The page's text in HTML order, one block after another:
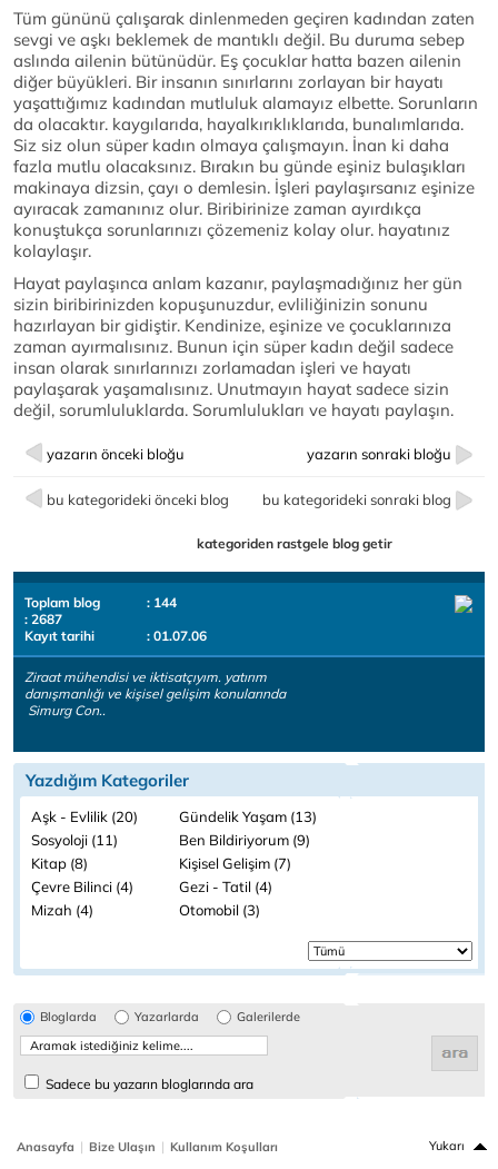
Tüm gününü çalışarak dinlenmeden geçiren kadından zaten
sevgi ve aşkı beklemek de mantıklı değil. Bu duruma sebep
aslında ailenin bütünüdür. Eş çocuklar hatta bazen ailenin
diğer büyükleri. Bir insanın sınırlarını zorlayan bir hayatı
yaşattığımız kadından mutluluk alamayız elbette. Sorunların
da olacaktır. kaygılarıda, hayalkırıklıklarıda, bunalımlarıda.
Siz siz olun süper kadın olmaya çalışmayın. İnan ki daha
fazla mutlu olacaksınız. Bırakın bu günde eşiniz bulaşıkları
makinaya dizsin, çayı o demlesin. İşleri paylaşırsanız eşinize
ayıracak zamanınız olur. Biribirinize zaman ayırdıkça
konuştukça sorunlarınızı çözemeniz kolay olur. hayatınız
kolaylaşır.
Hayat paylaşınca anlam kazanır, paylaşmadığınız her gün
sizin biribirinizden kopuşunuzdur, evliliğinizin sonunu
hazırlayan bir gidiştir. Kendinize, eşinize ve çocuklarınıza
zaman ayırmalısınız. Bunun için süper kadın değil sadece
insan olarak sınırlarınızı zorlamadan işleri ve hayatı
paylaşarak yaşamalısınız. Unutmayın hayat sadece sizin
değil, sorumluluklarda. Sorumlulukları ve hayatı paylaşın.
yazarın önceki bloğu yazarın sonraki bloğu
bu kategorideki önceki blog bu kategorideki sonraki blog
kategoriden rastgele blog getir
Toplam blog
: 144
: 2687
Kayıt tarihi
: 01.07.06
Ziraat mühendisi ve iktisatçıyım. yatırım
danışmanlığı ve kişisel gelişim konularında
Simurg Con..
Yazdığım Kategoriler
Aşk - Evlilik (20)
Gündelik Yaşam (13)
Sosyoloji (11)
Ben Bildiriyorum (9)
Kitap (8)
Kişisel Gelişim (7)
Çevre Bilinci (4)
Gezi - Tatil (4)
Mizah (4)
Otomobil (3)
Bloglarda Yazarlarda Galerilerde
Sadece bu yazarın bloglarında ara
Anasayfa | Bize Ulaşın | Kullanım Koşulları Yukarı